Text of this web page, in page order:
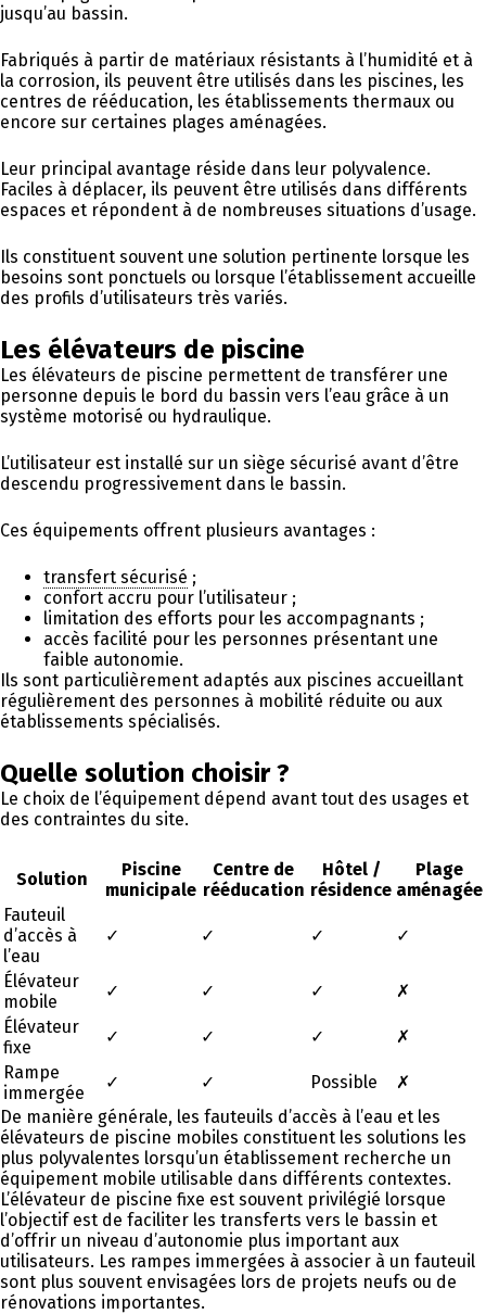
jusqu’au bassin.
Fabriqués à partir de matériaux résistants à l’humidité et à
la corrosion, ils peuvent être utilisés dans les piscines, les
centres de rééducation, les établissements thermaux ou
encore sur certaines plages aménagées.
Leur principal avantage réside dans leur polyvalence.
Faciles à déplacer, ils peuvent être utilisés dans différents
espaces et répondent à de nombreuses situations d’usage.
Ils constituent souvent une solution pertinente lorsque les
besoins sont ponctuels ou lorsque l’établissement accueille
des profils d’utilisateurs très variés.
Les élévateurs de piscine
Les élévateurs de piscine permettent de transférer une
personne depuis le bord du bassin vers l’eau grâce à un
système motorisé ou hydraulique.
L’utilisateur est installé sur un siège sécurisé avant d’être
descendu progressivement dans le bassin.
Ces équipements offrent plusieurs avantages :
transfert sécurisé ;
confort accru pour l’utilisateur ;
limitation des efforts pour les accompagnants ;
accès facilité pour les personnes présentant une
faible autonomie.
Ils sont particulièrement adaptés aux piscines accueillant
régulièrement des personnes à mobilité réduite ou aux
établissements spécialisés.
Quelle solution choisir ?
Le choix de l’équipement dépend avant tout des usages et
des contraintes du site.
Solution
Piscine
municipale
Centre de
rééducation
Hôtel /
résidence
Plage
aménagée
Fauteuil
d’accès à
l’eau
✓ ✓ ✓ ✓
Élévateur
mobile
✓ ✓ ✓
✗
Élévateur
fixe
✓ ✓ ✓
✗
Rampe
immergée
✓ ✓ Possible
✗
De manière générale, les fauteuils d’accès à l’eau et les
élévateurs de piscine mobiles constituent les solutions les
plus polyvalentes lorsqu’un établissement recherche un
équipement mobile utilisable dans différents contextes.
L’élévateur de piscine fixe est souvent privilégié lorsque
l’objectif est de faciliter les transferts vers le bassin et
d’offrir un niveau d’autonomie plus important aux
utilisateurs. Les rampes immergées à associer à un fauteuil
sont plus souvent envisagées lors de projets neufs ou de
rénovations importantes.